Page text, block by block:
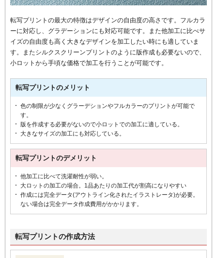
転写プリントの最大の特徴はデザインの自由度の高さです。フルカラ
ーに対応し、グラデーションにも対応可能です。また他加工に比べサ
イズの自由度も高く大きなデザインを加工したい時にも適していま
す。またシルクスクリーンプリントのように版作成も必要ないので、
小ロットから手頃な価格で加工を行うことが可能です。
転写プリントのメリット
色の制限が少なくグラーデションやフルカラーのプリントが可能で
す。
版を作成する必要がないので小ロットでの加工に適している。
大きなサイズの加工にも対応している。
転写プリントのデメリット
他加工に比べて洗濯耐性が弱い。
大ロットの加工の場合。1品あたりの加工代が割高になりやすい
作成には完全データ(アウトライン化されたイラストレータ)が必要。
ない場合は完全データ作成費用がかかります。
転写プリントの作成方法